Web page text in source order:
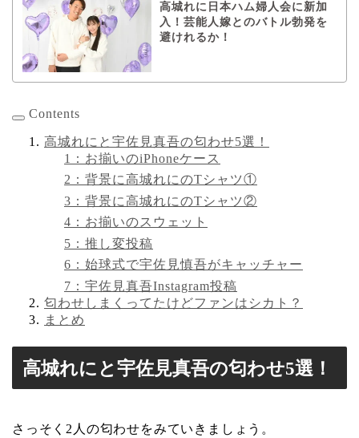
高城れに日本ハム婦人会に新加
入！芸能人嫁とのバトル勃発を
避けれるか！
Contents
高城れにと宇佐見真吾の匂わせ5選！
1：お揃いのiPhoneケース
2：背景に高城れにのTシャツ①
3：背景に高城れにのTシャツ②
4：お揃いのスウェット
5：推し変投稿
6：始球式で宇佐見慎吾がキャッチャー
7：宇佐見真吾Instagram投稿
匂わせしまくってたけどファンはシカト？
まとめ
高城れにと宇佐見真吾の匂わせ5選！
さっそく2人の匂わせをみていきましょう。